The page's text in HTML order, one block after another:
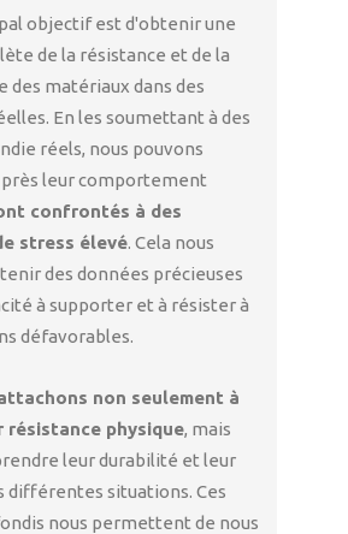
objectif est d'obtenir une
de la résistance et de la
des matériaux dans des
En les soumettant à des
réels, nous pouvons
leur comportement
confrontés à des
stress élevé. Cela nous
des données précieuses
à supporter et à résister à
défavorables.
non seulement à
résistance physique, mais
leur durabilité et leur
différentes situations. Ces
nous permettent de nous